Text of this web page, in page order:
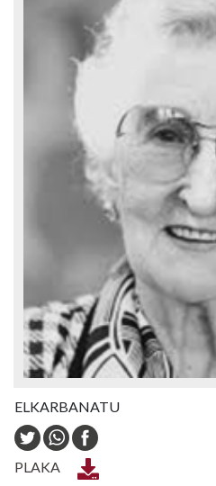
EMAKUMEAK
EKARPENA EGIN
ELKARBANATU
PLAKA